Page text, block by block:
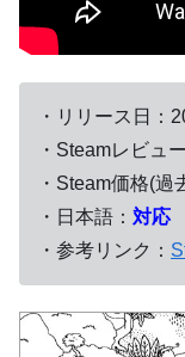
・リリース日：
・Steamレビュー
・Steam価格(過
・日本語： 対応
・参考リンク：